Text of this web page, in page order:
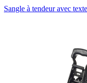
Sangle à tendeur avec